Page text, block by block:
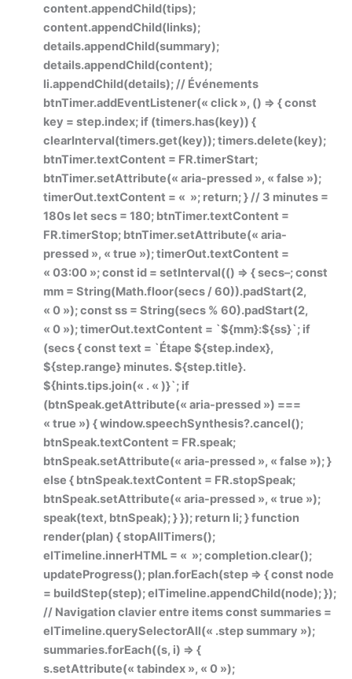
content.appendChild(tips);
content.appendChild(links);
details.appendChild(summary);
details.appendChild(content);
li.appendChild(details); // Événements
btnTimer.addEventListener(« click », () => { const
key = step.index; if (timers.has(key)) {
clearInterval(timers.get(key)); timers.delete(key);
btnTimer.textContent = FR.timerStart;
btnTimer.setAttribute(« aria-pressed », « false »);
timerOut.textContent = « »; return; } // 3 minutes =
180s let secs = 180; btnTimer.textContent =
FR.timerStop; btnTimer.setAttribute(« aria-
pressed », « true »); timerOut.textContent =
« 03:00 »; const id = setInterval(() => { secs–; const
mm = String(Math.floor(secs / 60)).padStart(2,
« 0 »); const ss = String(secs % 60).padStart(2,
« 0 »); timerOut.textContent = `${mm}:${ss}`; if
(secs { const text = `Étape ${step.index},
${step.range} minutes. ${step.title}.
${hints.tips.join(« . « )}`; if
(btnSpeak.getAttribute(« aria-pressed ») ===
« true ») { window.speechSynthesis?.cancel();
btnSpeak.textContent = FR.speak;
btnSpeak.setAttribute(« aria-pressed », « false »); }
else { btnSpeak.textContent = FR.stopSpeak;
btnSpeak.setAttribute(« aria-pressed », « true »);
speak(text, btnSpeak); } }); return li; } function
render(plan) { stopAllTimers();
elTimeline.innerHTML = « »; completion.clear();
updateProgress(); plan.forEach(step => { const node
= buildStep(step); elTimeline.appendChild(node); });
// Navigation clavier entre items const summaries =
elTimeline.querySelectorAll(« .step summary »);
summaries.forEach((s, i) => {
s.setAttribute(« tabindex », « 0 »);